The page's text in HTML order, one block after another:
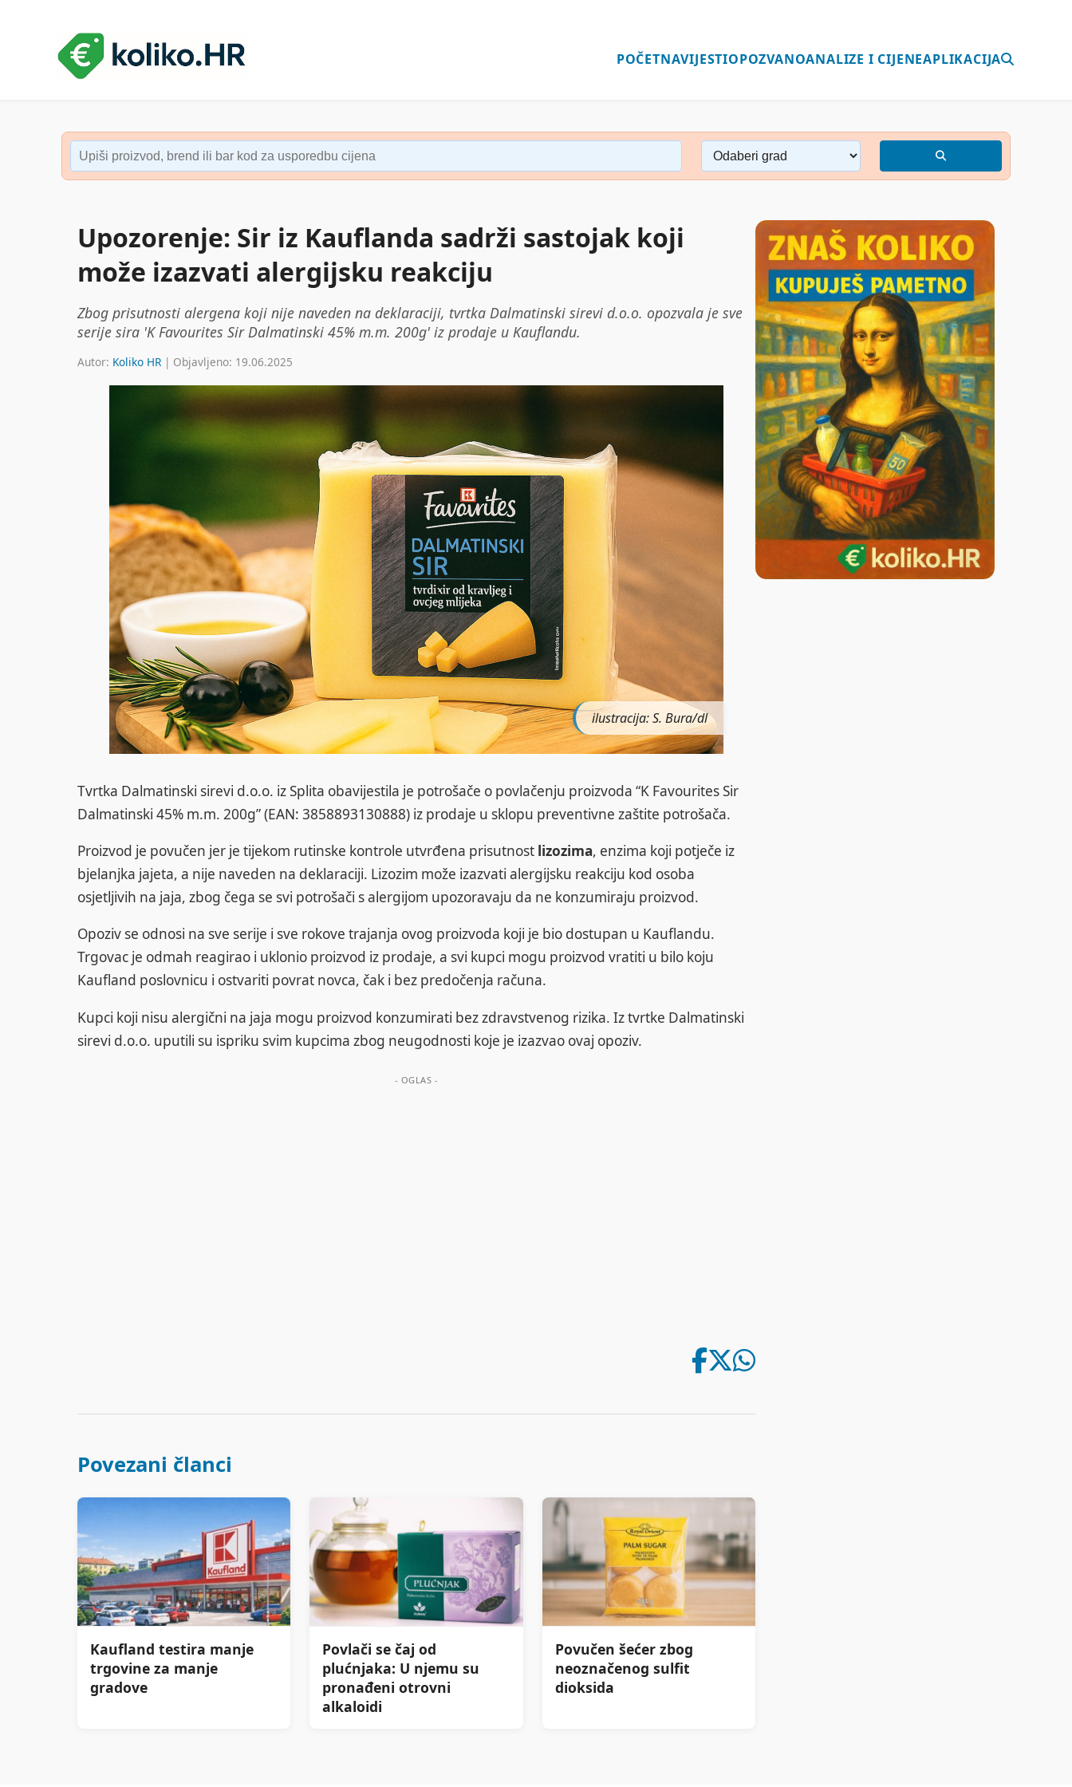
POČETNAVIJESTIOPOZVANOANALIZE I CIJENEAPLIKACIJA
Upozorenje: Sir iz Kauflanda sadrži sastojak koji
može izazvati alergijsku reakciju
Zbog prisutnosti alergena koji nije naveden na deklaraciji, tvrtka Dalmatinski sirevi d.o.o. opozvala je sve
serije sira 'K Favourites Sir Dalmatinski 45% m.m. 200g' iz prodaje u Kauflandu.
Autor: Koliko HR | Objavljeno: 19.06.2025
ilustracija: S. Bura/dl
Tvrtka Dalmatinski sirevi d.o.o. iz Splita obavijestila je potrošače o povlačenju proizvoda “K Favourites Sir
Dalmatinski 45% m.m. 200g” (EAN: 3858893130888) iz prodaje u sklopu preventivne zaštite potrošača.
Proizvod je povučen jer je tijekom rutinske kontrole utvrđena prisutnost lizozima, enzima koji potječe iz
bjelanjka jajeta, a nije naveden na deklaraciji. Lizozim može izazvati alergijsku reakciju kod osoba
osjetljivih na jaja, zbog čega se svi potrošači s alergijom upozoravaju da ne konzumiraju proizvod.
Opoziv se odnosi na sve serije i sve rokove trajanja ovog proizvoda koji je bio dostupan u Kauflandu.
Trgovac je odmah reagirao i uklonio proizvod iz prodaje, a svi kupci mogu proizvod vratiti u bilo koju
Kaufland poslovnicu i ostvariti povrat novca, čak i bez predočenja računa.
Kupci koji nisu alergični na jaja mogu proizvod konzumirati bez zdravstvenog rizika. Iz tvrtke Dalmatinski
sirevi d.o.o. uputili su ispriku svim kupcima zbog neugodnosti koje je izazvao ovaj opoziv.
- OGLAS -
Povezani članci
Kaufland testira manje
trgovine za manje
gradove
Povlači se čaj od
plućnjaka: U njemu su
pronađeni otrovni
alkaloidi
Povučen šećer zbog
neoznačenog sulfit
dioksida